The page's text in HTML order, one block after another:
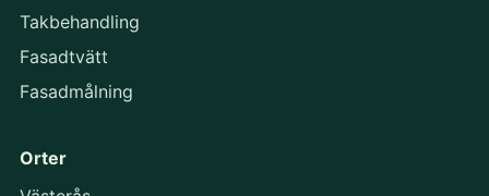
Takbehandling
Fasadtvätt
Fasadmålning
Orter